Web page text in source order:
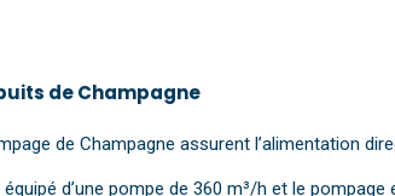
de Champagne
de Champagne assurent l’alimentation
d’une pompe de 360 m³/h et le